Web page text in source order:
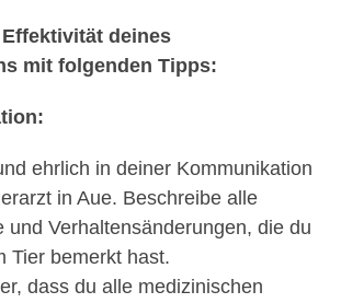
deines
mit folgenden Tipps:
ehrlich in deiner Kommunikation
in Aue. Beschreibe alle
und Verhaltensänderungen, die du
Tier bemerkt hast.
dass du alle medizinischen